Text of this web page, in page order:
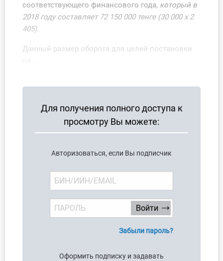
Тестирование для
бухгалтера
соответствующего финансового года, который в
2018 году составляет 72 150 000 тенге (30 000 х 2
405).
Данный размер оборота для целей постановки
Для получения полного доступа к
просмотру Вы можете:
Авторизоваться, если Вы подписчик
Забыли пароль?
Оформить подписку и задавать